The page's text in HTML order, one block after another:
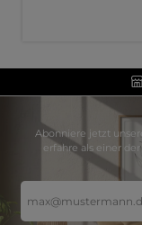
Abonniere jetzt
erfahre als einer
Mail-
Adresse